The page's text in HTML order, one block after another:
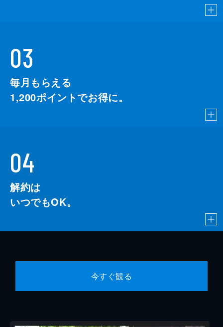
03
毎月もらえる
1,200ポイントでお得に。
04
解約は
いつでもOK。
今すぐ観る